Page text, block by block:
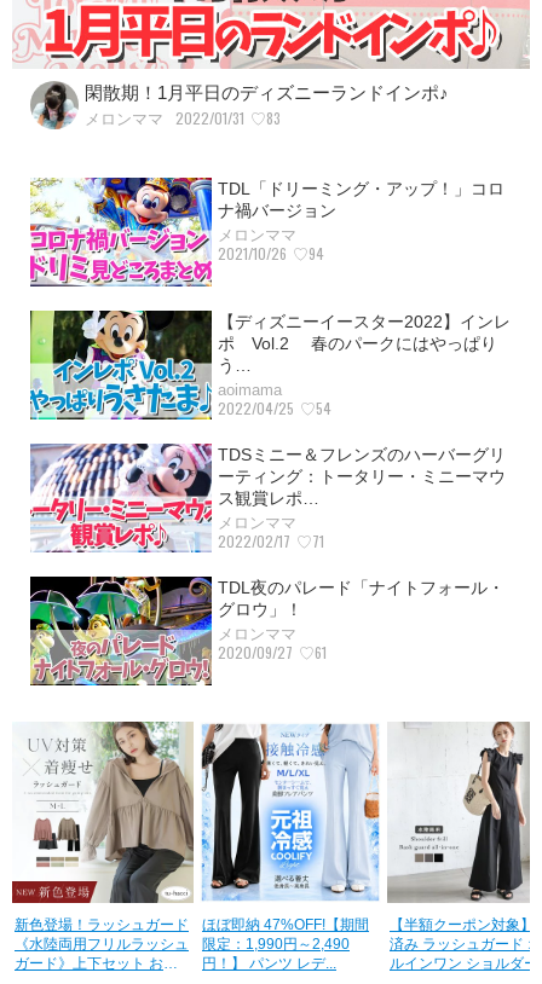
閑散期！1月平日のディズニーランドインポ♪
メロンママ 2022/01/31 ♡83
TDL「ドリーミング・アップ！」コロ
ナ禍バージョン
メロンママ
2021/10/26 ♡94
【ディズニーイースター2022】インレ
ポ Vol.2 春のパークにはやっぱり
う…
aoimama
2022/04/25 ♡54
TDSミニー＆フレンズのハーバーグリ
ーティング：トータリー・ミニーマウ
ス観賞レポ…
メロンママ
2022/02/17 ♡71
TDL夜のパレード「ナイトフォール・
グロウ」！
メロンママ
2020/09/27 ♡61
ード
シュ
し
ほぼ即納 47%OFF!【期間
限定：1,990円～2,490
円！】 パンツ レデ...
【半額クーポン対象】入荷
済み ラッシュガード オー
ルインワン ショルダーフ
50%OFF さらに
【期間限定：
→923円！3枚購